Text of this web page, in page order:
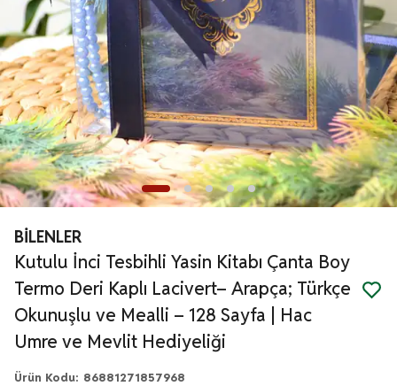
BİLENLER
Kutulu İnci Tesbihli Yasin Kitabı Çanta Boy
Termo Deri Kaplı Lacivert– Arapça; Türkçe
Okunuşlu ve Mealli – 128 Sayfa | Hac
Umre ve Mevlit Hediyeliği
Ürün Kodu: 86881271857968